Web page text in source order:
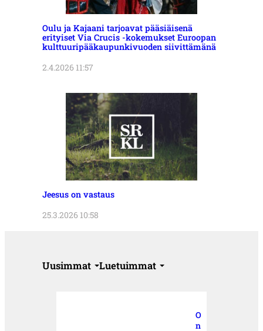
Oulu ja Kajaani tarjoavat pääsiäisenä
erityiset Via Crucis -kokemukset Euroopan
kulttuuripääkaupunkivuoden siivittämänä
2.4.2026 11:57
Jeesus on vastaus
25.3.2026 10:58
Uusimmat Luetuimmat
O
n